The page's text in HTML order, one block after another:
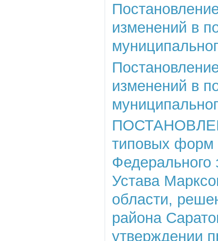
изменений в
изменений в
типовых форм
Устава
области,
района
утверждении